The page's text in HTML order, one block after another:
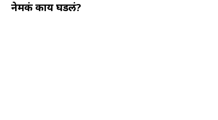
नेमकं काय घडलं?